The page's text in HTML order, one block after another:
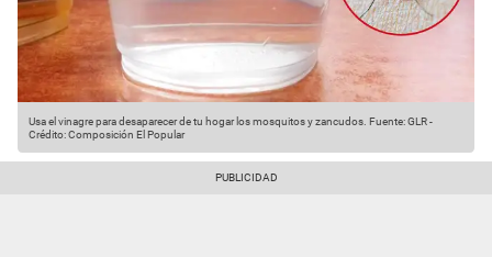
Usa el vinagre para desaparecer de tu hogar los mosquitos y zancudos. Fuente: GLR-
Crédito: Composición El Popular